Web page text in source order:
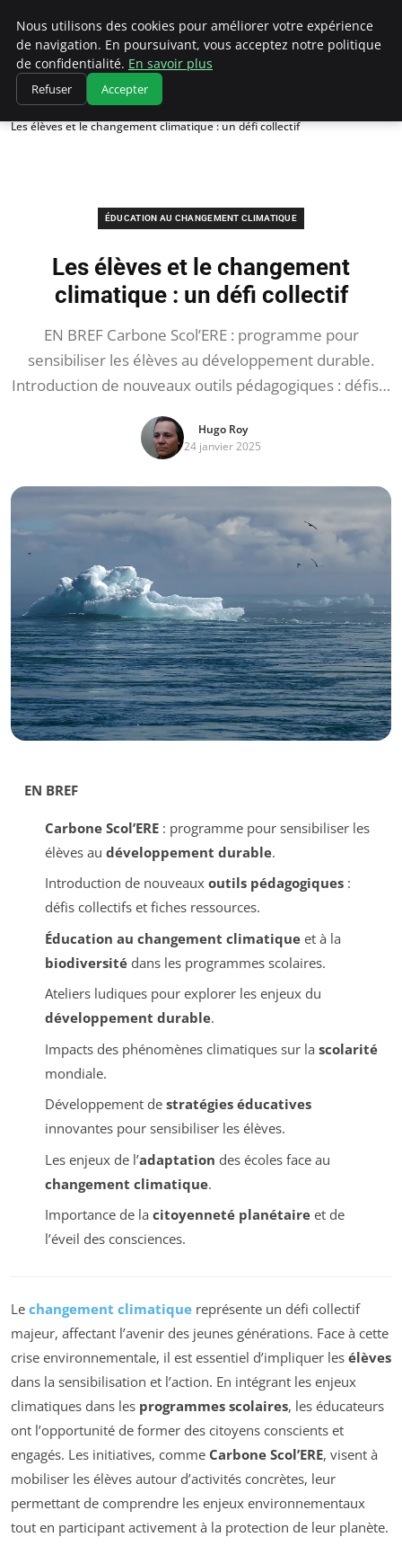
Climatedebtagents
Accueil
Éducation au changement climatique
Les élèves et le changement climatique : un défi collectif
ÉDUCATION AU CHANGEMENT CLIMATIQUE
Les élèves et le changement
climatique : un défi collectif
EN BREF Carbone Scol’ERE : programme pour
sensibiliser les élèves au développement durable.
Introduction de nouveaux outils pédagogiques : défis…
Hugo Roy
24 janvier 2025
EN BREF
Carbone Scol’ERE: programme pour sensibiliser les
élèves au développement durable.
Introduction de nouveaux outils pédagogiques:
défis collectifs et fiches ressources.
Éducation au changement climatiqueet à la
biodiversitédans les programmes scolaires.
Ateliers ludiques pour explorer les enjeux du
développement durable.
Impacts des phénomènes climatiques sur la scolarité
mondiale.
Développement de stratégies éducatives
innovantes pour sensibiliser les élèves.
Les enjeux de l’adaptation des écoles face au
changement climatique.
Importance de la citoyenneté planétaireet de
l’éveil des consciences.
Le changement climatique représente un défi collectif
majeur, affectant l’avenir des jeunes générations. Face à cette
crise environnementale, il est essentiel d’impliquer les élèves
dans la sensibilisation et l’action. En intégrant les enjeux
climatiques dans les programmes scolaires, les éducateurs
ont l’opportunité de former des citoyens conscients et
engagés. Les initiatives, comme Carbone Scol’ERE, visent à
mobiliser les élèves autour d’activités concrètes, leur
permettant de comprendre les enjeux environnementaux
tout en participant activement à la protection de leur planète.
Nous utilisons des cookies pour améliorer votre expérience
de navigation. En poursuivant, vous acceptez notre politique
de confidentialité. En savoir plus
Refuser Accepter